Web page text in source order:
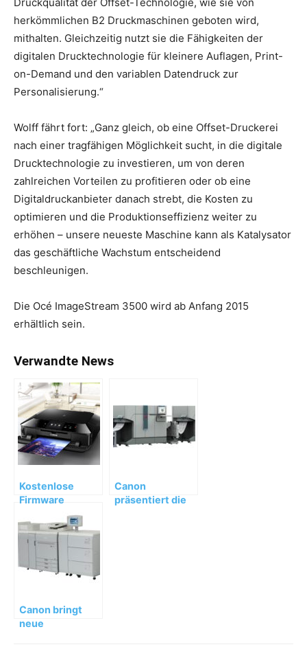
Druckqualität der Offset-Technologie, wie sie von
herkömmlichen B2 Druckmaschinen geboten wird,
mithalten. Gleichzeitig nutzt sie die Fähigkeiten der
digitalen Drucktechnologie für kleinere Auflagen, Print-
on-Demand und den variablen Datendruck zur
Personalisierung.“
Wolff fährt fort: „Ganz gleich, ob eine Offset-Druckerei
nach einer tragfähigen Möglichkeit sucht, in die digitale
Drucktechnologie zu investieren, um von deren
zahlreichen Vorteilen zu profitieren oder ob eine
Digitaldruckanbieter danach strebt, die Kosten zu
optimieren und die Produktionseffizienz weiter zu
erhöhen – unsere neueste Maschine kann als Katalysator
das geschäftliche Wachstum entscheidend
beschleunigen.
Die Océ ImageStream 3500 wird ab Anfang 2015
erhältlich sein.
Verwandte News
Kostenlose
Firmware
Upgrades für die
ersten Mopria
zertifizierten
Canon Drucker
Canon
präsentiert die
Canon bringt
neue